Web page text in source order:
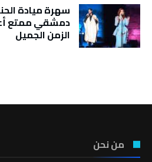
سهرة ميادة
دمشقي ممتع
الزمن الجميل
من نحن